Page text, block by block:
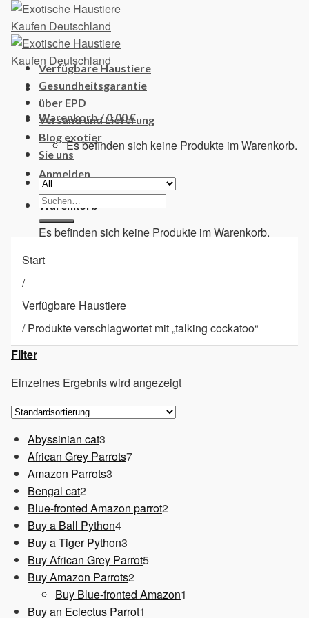
Skip
content
Warenkorb /0,00€
Es befinden sich keine Produkte im Warenkorb.
Anmelden
Warenkorb
Es befinden sich keine Produkte im Warenkorb.
Verfügbare Haustiere
Gesundheitsgarantie
über EPD
Versand und Lieferung
Blog exotier
Sie uns
Suchen
nach:
Start
/
Verfügbare Haustiere
/Produkte verschlagwortet mit „talking cockatoo“
Filter
Einzelnes Ergebnis wird angezeigt
Abyssinian cat3
Produkte
African Grey Parrots77
Amazon Parrots3
Bengal cat22
Produkte
Blue-fronted Amazon parrot22
Buy a Ball Python44
Produkte
Buy a Tiger Python3
Produkte
Buy African Grey Parrot55
Buy Amazon Parrots22
Produkte
Buy Blue-fronted Amazon1
Buy an Eclectus Parrot1